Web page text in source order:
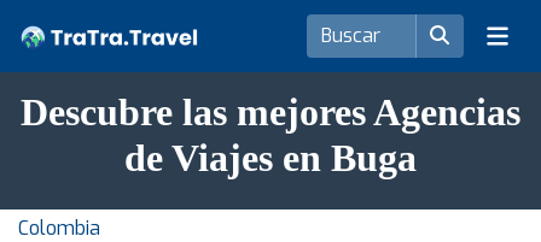
Descubre las mejores Agencias
de Viajes en Buga
Colombia